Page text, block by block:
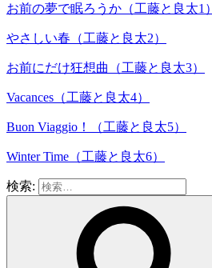
お前の夢で眠ろうか（工藤と良太1）
やさしい春（工藤と良太2）
お前にだけ狂想曲（工藤と良太3）
Vacances（工藤と良太4）
Buon Viaggio！（工藤と良太5）
Winter Time（工藤と良太6）
検索: